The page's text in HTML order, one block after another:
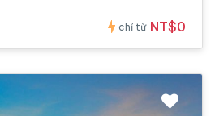
chỉ từ NT$0